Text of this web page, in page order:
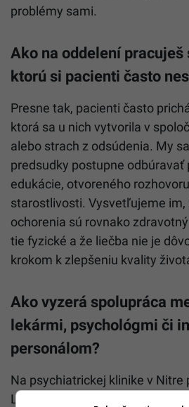
problémy sami.
Ako na oddelení pracuješ
ktorú si pacienti často
Presne tak, pacienti často
ktorá sa u nich vytvorila v
alebo strach z odsúdenia. My
predsudky postupne
edukácie, otvoreného
starostlivosti. Vysvetľujeme im,
ochorenia sú rovnako
tie fyzické a že liečba nie je
krokom k zlepšeniu kvality
Ako vyzerá spolupráca
lekármi, psychológmi či
personálom?
Na psychiatrickej klinike v Nitre
Lekári, sestry, zdravotnícki